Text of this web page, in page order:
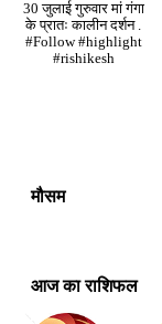
30 जुलाई गुरुवार मां गंगा
के प्रातः कालीन दर्शन .
#Follow #highlight
#rishikesh
मौसम
आज का राशिफल